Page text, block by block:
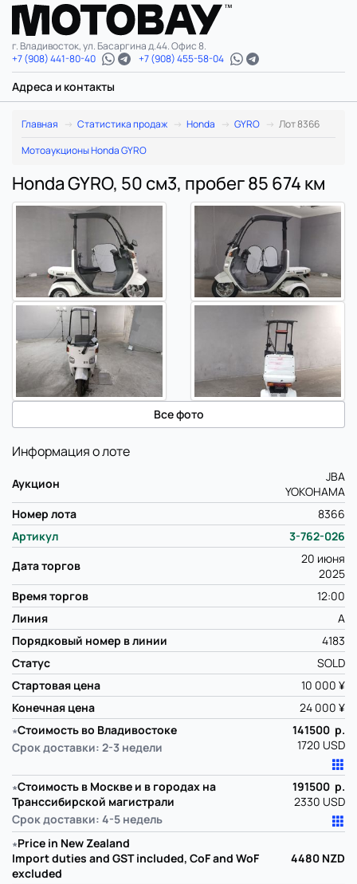
г. Владивосток, ул. Басаргина д.44. Офис 8.
+7 (908) 441-80-40
+7 (908) 455-58-04
Адреса и контакты
Главная Статистика продаж Honda GYRO
Лот 8366
Мотоаукционы Honda GYRO
Honda GYRO, 50 см3, пробег 85 674 км
Все фото
Информация о лоте
Аукцион
JBA
YOKOHAMA
Номер лота
8366
Артикул
3-762-026
Дата торгов
20 июня
2025
Время торгов
12:00
Линия
A
Порядковый номер в линии
4183
Статус
SOLD
Стартовая цена
10 000 ¥
Конечная цена
24 000 ¥
∗Стоимость во Владивостоке
Срок доставки: 2-3 недели
141500 р.
1720 USD
∗Стоимость в Москве и в городах на
Транссибирской магистрали
Срок доставки: 4-5 недель
191500 р.
2330 USD
∗Price in New Zealand
Import duties and GST included, CoF and WoF
excluded
4480 NZD